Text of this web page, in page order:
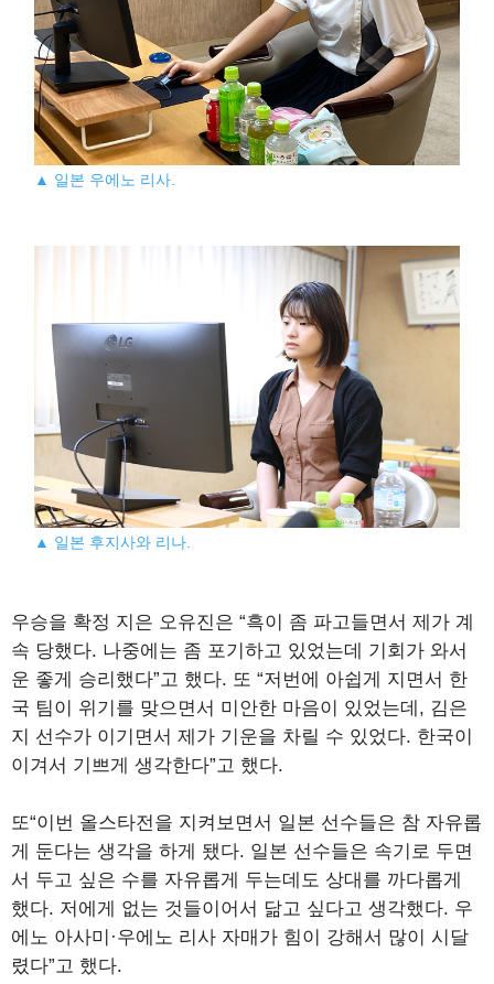
▲ 일본 우에노 리사.
▲ 일본 후지사와 리나.
우승을 확정 지은 오유진은 “흑이 좀 파고들면서 제가 계
속 당했다. 나중에는 좀 포기하고 있었는데 기회가 와서
운 좋게 승리했다”고 했다. 또 “저번에 아쉽게 지면서 한
국 팀이 위기를 맞으면서 미안한 마음이 있었는데, 김은
지 선수가 이기면서 제가 기운을 차릴 수 있었다. 한국이
이겨서 기쁘게 생각한다”고 했다.
또“이번 올스타전을 지켜보면서 일본 선수들은 참 자유롭
게 둔다는 생각을 하게 됐다. 일본 선수들은 속기로 두면
서 두고 싶은 수를 자유롭게 두는데도 상대를 까다롭게
했다. 저에게 없는 것들이어서 닮고 싶다고 생각했다. 우
에노 아사미·우에노 리사 자매가 힘이 강해서 많이 시달
렸다”고 했다.